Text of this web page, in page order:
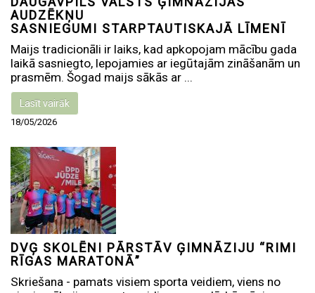
AUDZĒKŅU
SASNIEGUMI STARPTAUTISKAJĀ LĪMENĪ
Maijs tradicionāli ir laiks, kad apkopojam mācību gada
laikā sasniegto, lepojamies ar iegūtajām zināšanām un
prasmēm. Šogad maijs sākās ar ...
Lasīt vairāk
18/05/2026
DVĢ SKOLĒNI PĀRSTĀV ĢIMNĀZIJU “RIMI
RĪGAS MARATONĀ”
Skriešana - pamats visiem sporta veidiem, viens no